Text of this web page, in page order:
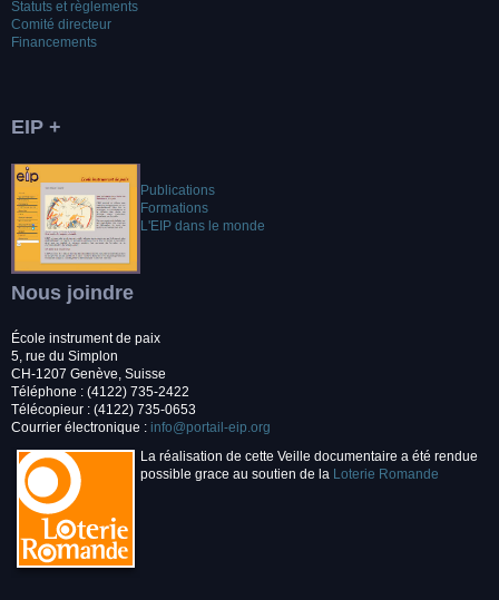
Statuts et règlements
Comité directeur
Financements
EIP +
Publications
Formations
L'EIP dans le monde
Nous joindre
École instrument de paix
5, rue du Simplon
CH-1207 Genève, Suisse
Téléphone : (4122) 735-2422
Télécopieur : (4122) 735-0653
Courrier électronique : info@portail-eip.org
La réalisation de cette Veille documentaire a été rendue
possible grace au soutien de la Loterie Romande